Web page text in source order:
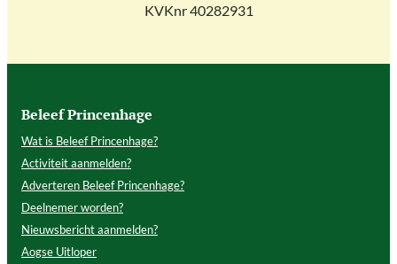
KVKnr 40282931
Beleef Princenhage
Wat is Beleef Princenhage?
Activiteit aanmelden?
Adverteren Beleef Princenhage?
Deelnemer worden?
Nieuwsbericht aanmelden?
Aogse Uitloper